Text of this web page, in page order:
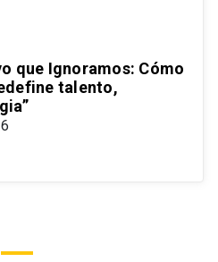
que Ignoramos: Cómo
talento,